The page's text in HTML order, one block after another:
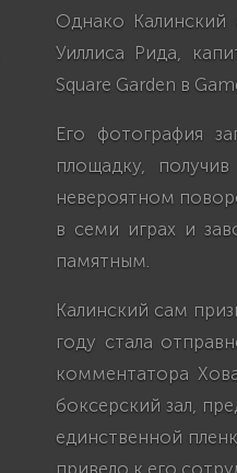
Однако Калинский
Уиллиса Рида,
Square Garden в
Его фотография
площадку,
невероятном
в семи играх и
памятным.
Калинский сам
году стала
комментатора
боксерский зал,
единственной
привело к его